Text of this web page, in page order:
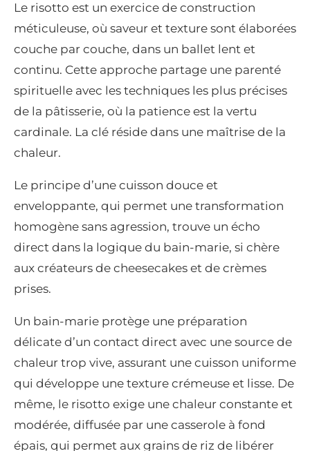
Le risotto est un exercice de construction
méticuleuse, où saveur et texture sont élaborées
couche par couche, dans un ballet lent et
continu. Cette approche partage une parenté
spirituelle avec les techniques les plus précises
de la pâtisserie, où la patience est la vertu
cardinale. La clé réside dans une maîtrise de la
chaleur.
Le principe d’une cuisson douce et
enveloppante, qui permet une transformation
homogène sans agression, trouve un écho
direct dans la logique du bain-marie, si chère
aux créateurs de cheesecakes et de crèmes
prises.
Un bain-marie protège une préparation
délicate d’un contact direct avec une source de
chaleur trop vive, assurant une cuisson uniforme
qui développe une texture crémeuse et lisse. De
même, le risotto exige une chaleur constante et
modérée, diffusée par une casserole à fond
épais, qui permet aux grains de riz de libérer